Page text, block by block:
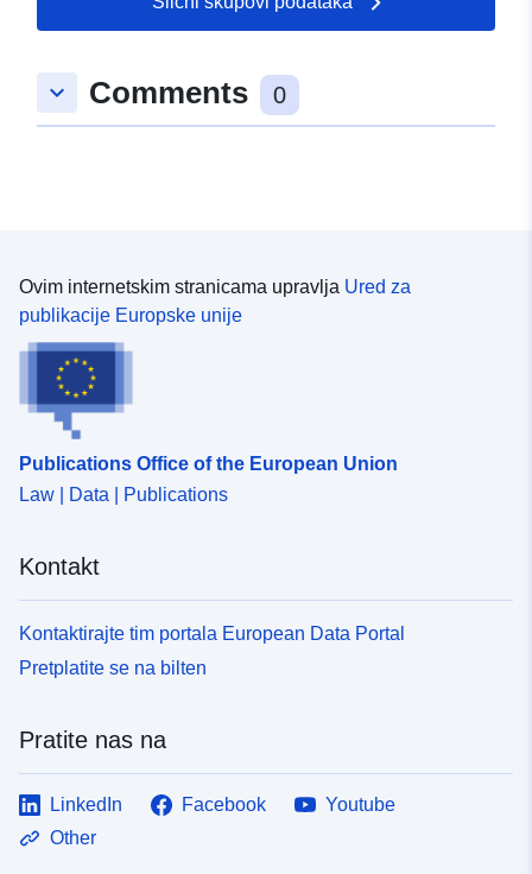
keyboard_arrow_down Comments 0
Ovim internetskim stranicama upravlja Ured za
publikacije Europske unije
Publications Office of the European Union
Law | Data | Publications
Kontakt
Kontaktirajte tim portala European Data Portal
Pretplatite se na bilten
Pratite nas na
LinkedIn Facebook
Youtube
Other